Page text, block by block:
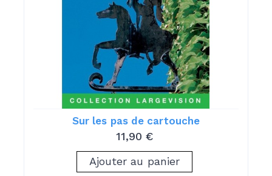
Sur les pas de cartouche
11,90 €
Ajouter au panier